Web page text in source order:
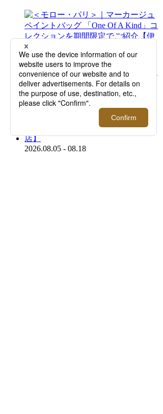
2026.08.05 - 08.18
＜モロー・パリ＞｜マーカージュペイントバ
ッグ 「One Of A Kind」コレクションを期間
限定でご紹介【伊勢丹新宿店】
2026.08.05 - 08.18